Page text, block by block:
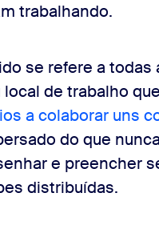
trabalhando.
se refere a
de trabalho que
a colaborar uns
do que
e preencher
distribuídas.